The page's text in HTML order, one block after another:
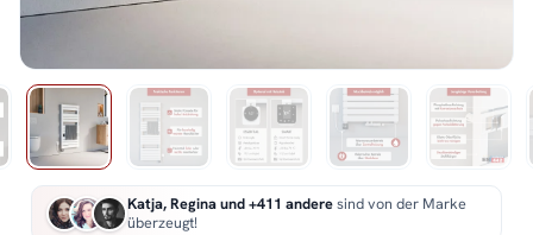
Katja, Regina und +411 anderesind von der Marke
überzeugt!